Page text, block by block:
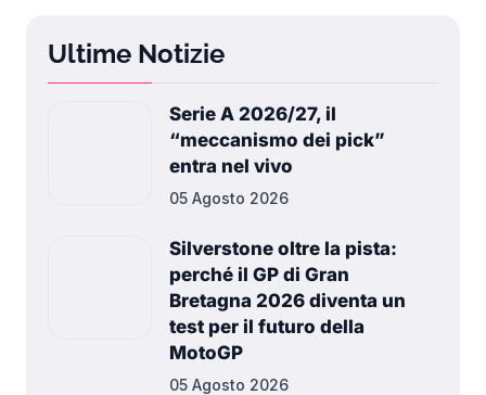
Ultime Notizie
Serie A 2026/27, il
“meccanismo dei pick”
entra nel vivo
05 Agosto 2026
Silverstone oltre la pista:
perché il GP di Gran
Bretagna 2026 diventa un
test per il futuro della
MotoGP
05 Agosto 2026